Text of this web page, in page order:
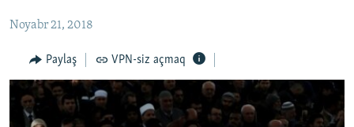
QANUNI DOĞRU
ARAŞDIRMA
MULTIMEDIA
VIDEO
RADIO ARXIV
Noyabr 21, 2018
Paylaş VPN-siz açmaq